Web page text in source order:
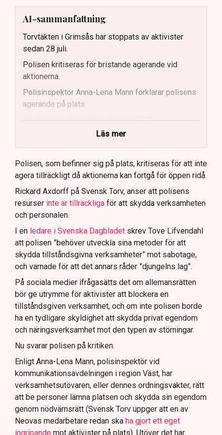
AI-sammanfattning
Torvtäkten i Grimsås har stoppats av aktivister
sedan 28 juli.
Polisen kritiseras för bristande agerande vid
aktionerna.
Polisinspektör Anna-Lena Mann förklarar polisens
agerande på plats.
40 personer misstänks med cirka 120
brottsmisstankar kopplade.
Polisen använder drönare och uniformerad polis
för att dokumentera bevis.
Samtidigt är polisarbetet komplext när det gäller
att navigera juridiska rättigheter och gränser.
Läs mer
Polisen, som befinner sig på plats, kritiseras för att inte
agera tillräckligt då aktionerna kan fortgå för öppen ridå.
Rickard Axdorff på Svensk Torv, anser att polisens
resurser inte är tillräckliga för att skydda verksamheten
och personalen.
I en ledare i Svenska Dagbladet skrev Tove Lifvendahl
att polisen ”behöver utveckla sina metoder för att
skydda tillståndsgivna verksamheter” mot sabotage,
och varnade för att det annars råder ”djungelns lag”.
På sociala medier ifrågasätts det om allemansrätten
bör ge utrymme för aktivister att blockera en
tillståndsgiven verksamhet, och om inte polisen borde
ha en tydligare skyldighet att skydda privat egendom
och näringsverksamhet mot den typen av störningar.
Nu svarar polisen på kritiken.
Enligt Anna-Lena Mann, polisinspektör vid
kommunikationsavdelningen i region Väst, har
verksamhetsutövaren, eller dennes ordningsvakter, rätt
att be personer lämna platsen och skydda sin egendom
genom nödvärnsrätt (Svensk Torv uppger att en av
Neovas medarbetare redan ska ha gjort ett eget
ingripande mot aktivister på plats). Utöver det har